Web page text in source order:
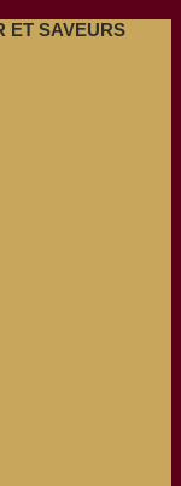
ET SAVEURS